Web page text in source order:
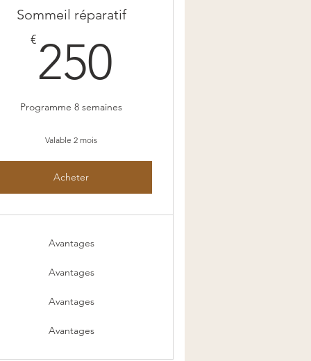
Sommeil réparatif
€250
Programme 8 semaines
Valable 2 mois
Acheter
Avantages
Avantages
Avantages
Avantages